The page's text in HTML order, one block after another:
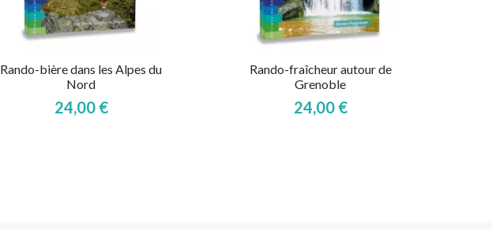
Rando-bière dans les Alpes du
Nord
24,00 €
Rando-fraîcheur autour de
Grenoble
24,00 €